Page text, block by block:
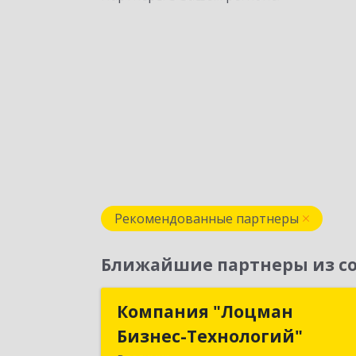
Рекомендованные партнеры
Ближайшие партнеры из
Компания "Лоцман
Бизнес-Технологий"
Компания "Лоцман
Бизнес-Технологий"